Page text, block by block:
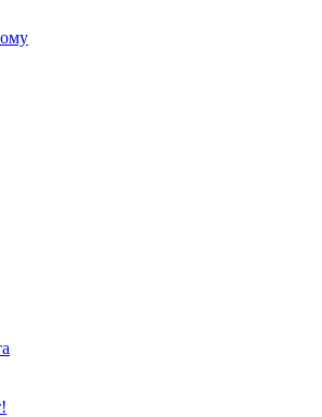
картинки, смешные истории,
приколы, карикатуры, шаржи, стихи,